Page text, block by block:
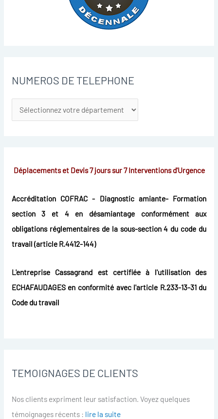
NUMEROS DE TELEPHONE
Déplacements et Devis 7 jours sur 7 Interventions d'Urgence
Accréditation COFRAC - Diagnostic amiante- Formation
section 3 et 4 en désamiantage conformément aux
obligations réglementaires de la sous-section 4 du code du
travail (article R.4412-144)
L'entreprise Cassagrand est certifiée à l'utilisation des
ECHAFAUDAGES en conformité avec l'article R.233-13-31 du
Code du travail
TEMOIGNAGES DE CLIENTS
Nos clients expriment leur satisfaction. Voyez quelques
témoignages récents : lire la suite